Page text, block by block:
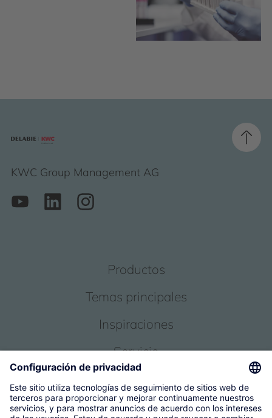
KWC Group Management AG
Productos
Temas principales
Inspiraciones
Servicio
Sobre nosotros